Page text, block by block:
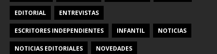
EDITORIAL ENTREVISTAS
ESCRITORES INDEPENDIENTES INFANTIL NOTICIAS
NOTICIAS EDITORIALES NOVEDADES